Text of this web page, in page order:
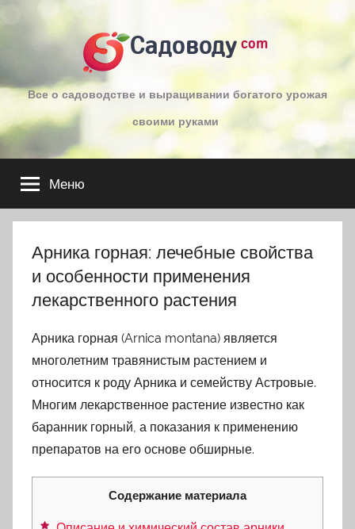
к
Садоводу com
Все о садоводстве и выращивании богатого урожая
своими руками
Меню
Арника горная: лечебные свойства
и особенности применения
лекарственного растения
Арника горная (Arnica montana) является
многолетним травянистым растением и
относится к роду Арника и семейству Астровые.
Многим лекарственное растение известно как
баранник горный, а показания к применению
препаратов на его основе обширные.
Содержание материала